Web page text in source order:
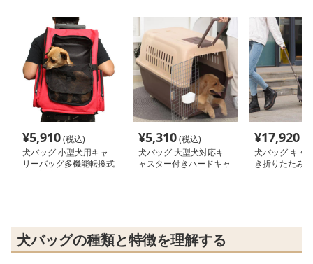
¥5,910(税込)
犬バッグ 小型犬用キャ
リーバッグ多機能転換式
¥5,310(税込)
犬バッグ 大型犬対応キ
ャスター付きハードキャ
¥17,920
犬バッグ キャ
き折りたたみ
犬バッグの種類と特徴を理解する